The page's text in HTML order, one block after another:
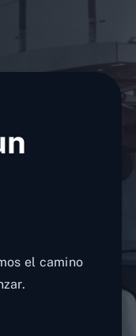
el camino